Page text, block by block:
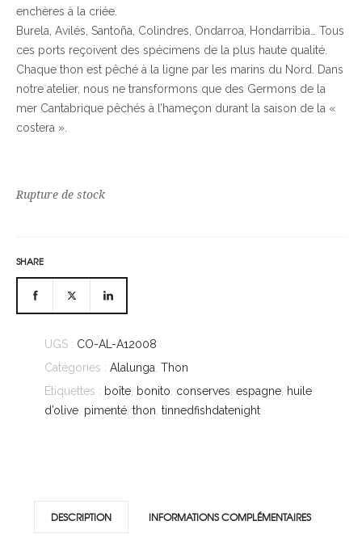
enchères à la criée.
Burela, Avilés, Santoña, Colindres, Ondarroa, Hondarribia… Tous
ces ports reçoivent des spécimens de la plus haute qualité.
Chaque thon est pêché à la ligne par les marins du Nord. Dans
notre atelier, nous ne transformons que des Germons de la
mer Cantabrique pêchés à l’hameçon durant la saison de la «
costera ».
Rupture de stock
SHARE
UGS : CO-AL-A12008
Catégories : Alalunga, Thon
Étiquettes : boîte, bonito, conserves, espagne, huile
d’olive, pimenté, thon, tinnedfishdatenight
DESCRIPTION INFORMATIONS COMPLÉMENTAIRES